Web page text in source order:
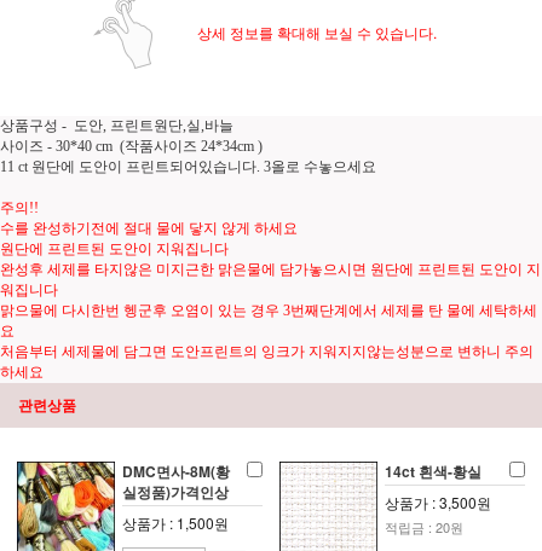
상세 정보를 확대해 보실 수 있습니다.
상품구성 - 도안, 프린트원단,실,바늘
사이즈 - 30*40 cm (작품사이즈 24*34cm )
11 ct 원단에 도안이 프린트되어있습니다. 3올로 수놓으세요
주의!!
수를 완성하기전에 절대 물에 닿지 않게 하세요
원단에 프린트된 도안이 지워집니다
완성후 세제를 타지않은 미지근한 맑은물에 담가놓으시면 원단에 프린트된 도안이 지
워집니다
맑으물에 다시한번 헹군후 오염이 있는 경우 3번째단계에서 세제를 탄 물에 세탁하세
요
처음부터 세제물에 담그면 도안프린트의 잉크가 지워지지않는성분으로 변하니 주의
하세요
관련상품
DMC면사-8M(황
실정품)가격인상
상품가 : 1,500원
14ct 흰색-황실
상품가 : 3,500원
적립금 : 20원